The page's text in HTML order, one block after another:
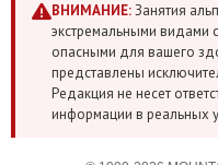
ВНИМАНИЕ:Занятия
экстремальными видами
опасными для вашего
представлены
Редакция не несет
информации в реальных